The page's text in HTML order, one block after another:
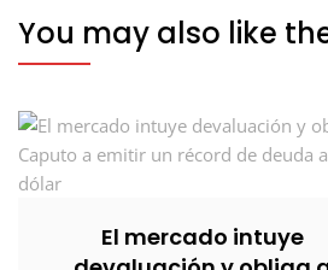
You may also like
El mercado intuye